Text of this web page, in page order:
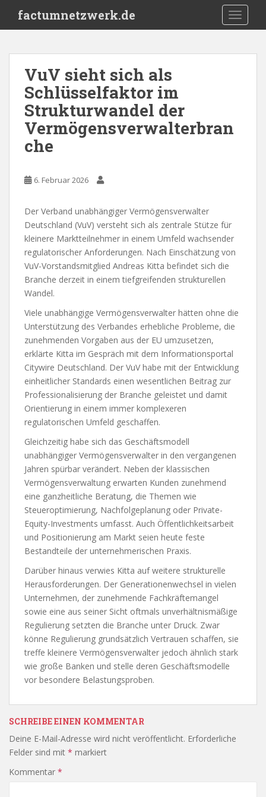
i
factumnetzwerk.de
VuV sieht sich als
Schlüsselfaktor im
Strukturwandel der
Vermögensverwalterbran
che
6. Februar 2026
Der Verband unabhängiger Vermögensverwalter
Deutschland (VuV) versteht sich als zentrale Stütze für
kleinere Marktteilnehmer in einem Umfeld wachsender
regulatorischer Anforderungen. Nach Einschätzung von
VuV-Vorstandsmitglied Andreas Kitta befindet sich die
Branche derzeit in einem tiefgreifenden strukturellen
Wandel.
Viele unabhängige Vermögensverwalter hätten ohne die
Unterstützung des Verbandes erhebliche Probleme, die
zunehmenden Vorgaben aus der EU umzusetzen,
erklärte Kitta im Gespräch mit dem Informationsportal
Citywire Deutschland. Der VuV habe mit der Entwicklung
einheitlicher Standards einen wesentlichen Beitrag zur
Professionalisierung der Branche geleistet und damit
Orientierung in einem immer komplexeren
regulatorischen Umfeld geschaffen.
Gleichzeitig habe sich das Geschäftsmodell
unabhängiger Vermögensverwalter in den vergangenen
Jahren spürbar verändert. Neben der klassischen
Vermögensverwaltung erwarten Kunden zunehmend
eine ganzheitliche Beratung, die Themen wie
Steueroptimierung, Nachfolgeplanung oder Private-
Equity-Investments umfasst. Auch Öffentlichkeitsarbeit
und Positionierung am Markt seien heute feste
Bestandteile der unternehmerischen Praxis.
Darüber hinaus verwies Kitta auf weitere strukturelle
Herausforderungen. Der Generationenwechsel in vielen
Unternehmen, der zunehmende Fachkräftemangel
sowie eine aus seiner Sicht oftmals unverhältnismäßige
Regulierung setzten die Branche unter Druck. Zwar
könne Regulierung grundsätzlich Vertrauen schaffen, sie
treffe kleinere Vermögensverwalter jedoch ähnlich stark
wie große Banken und stelle deren Geschäftsmodelle
vor besondere Belastungsproben.
SCHREIBE EINEN KOMMENTAR
Deine E-Mail-Adresse wird nicht veröffentlicht. Erforderliche
Felder sind mit * markiert
Kommentar *